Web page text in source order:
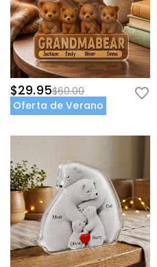
$29.95$60.00
Oferta de Verano